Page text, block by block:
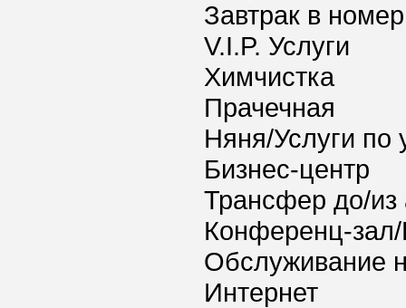
Завтрак в номер
V.I.P. Услуги
Химчистка
Прачечная
Няня/Услуги по
Бизнес-центр
Трансфер до/из
Конференц-
Обслуживание
Интернет